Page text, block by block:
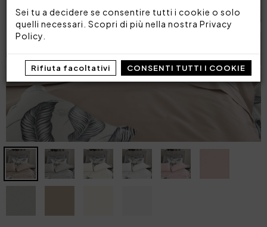
Sei tu a decidere se consentire tutti i cookie o solo
quelli necessari. Scopri di più nella nostra Privacy
Policy
Rifiuta facoltativi CONSENTI TUTTI I COOKIE